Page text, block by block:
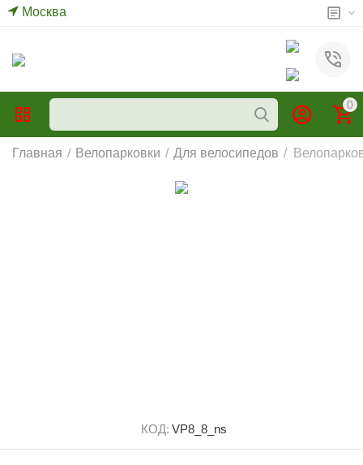
Москва
0
Главная / Велопарковки / Для велосипедов /
КОД: VP8_8_ns